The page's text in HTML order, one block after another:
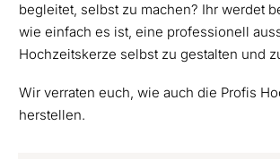
begleitet, selbst zu machen? Ihr werdet
wie einfach es ist, eine professionell
Hochzeitskerze selbst zu gestalten und
Wir verraten euch, wie auch die Profis
herstellen.